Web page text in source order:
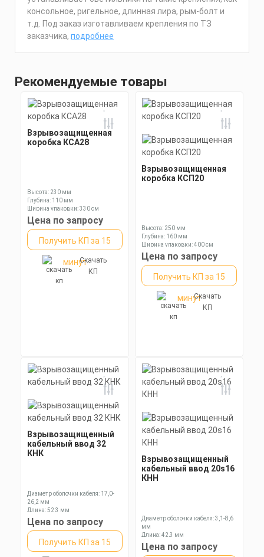
консольное, ригельное, длинная лира, рым-болт и
т.д. Под заказ изготавливаем крепления по ТЗ
заказчика, подробнее
Рекомендуемые товары
Взрывозащищенная
коробка КСА28
Высота: 230 мм
Глубина: 110 мм
Ширина упаковки: 330 см
Цена по запросу
Получить КП за 15
минутСкачать
КП
Взрывозащищенная
коробка КСП20
Высота: 250 мм
Глубина: 160 мм
Ширина упаковки: 400 см
Цена по запросу
Получить КП за 15
минутСкачать
КП
Взрывозащищенный
кабельный ввод 32
КНК
Диаметр оболочки кабеля: 17,0-
26,2 мм
Длина: 52,3 мм
Ключ: 41 мм
Цена по запросу
Получить КП за 15
Взрывозащищенный
кабельный ввод 20s16
КНН
Диаметр оболочки кабеля: 3,1-8,6
мм
Длина: 42,3 мм
Ключ: 24 мм
Цена по запросу